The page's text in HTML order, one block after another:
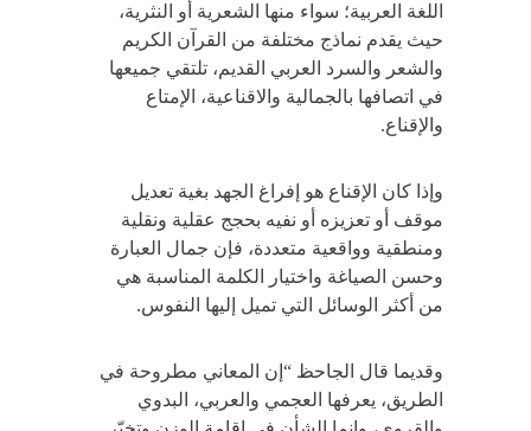
اللغة العربية؛ سواء منها الشعرية أو النثرية،
حيث يقدم نماذج مختلفة من القرآن الكريم
والشعر والسرد العربي القديم، تلتقي جميعها
في اتصافها بالجمالية والاقناعية، الإمتاع
والإقناع.
وإذا كان الإقناع هو إفراغ الجهد بغية تعديل
موقف أو تعزيزه أو نفيه بحجج عقلية ونقلية
ومنطقية وواقعية متعددة، فإن جمال العبارة
وحسن الصياغة واختيار الكلمة المناسبة هي
من أكثر الوسائل التي تميل إليها النفوس.
وقديما قال الجاحظ “إن المعاني مطروحة في
الطريق، يعرفها العجمي والعربي، البدوي